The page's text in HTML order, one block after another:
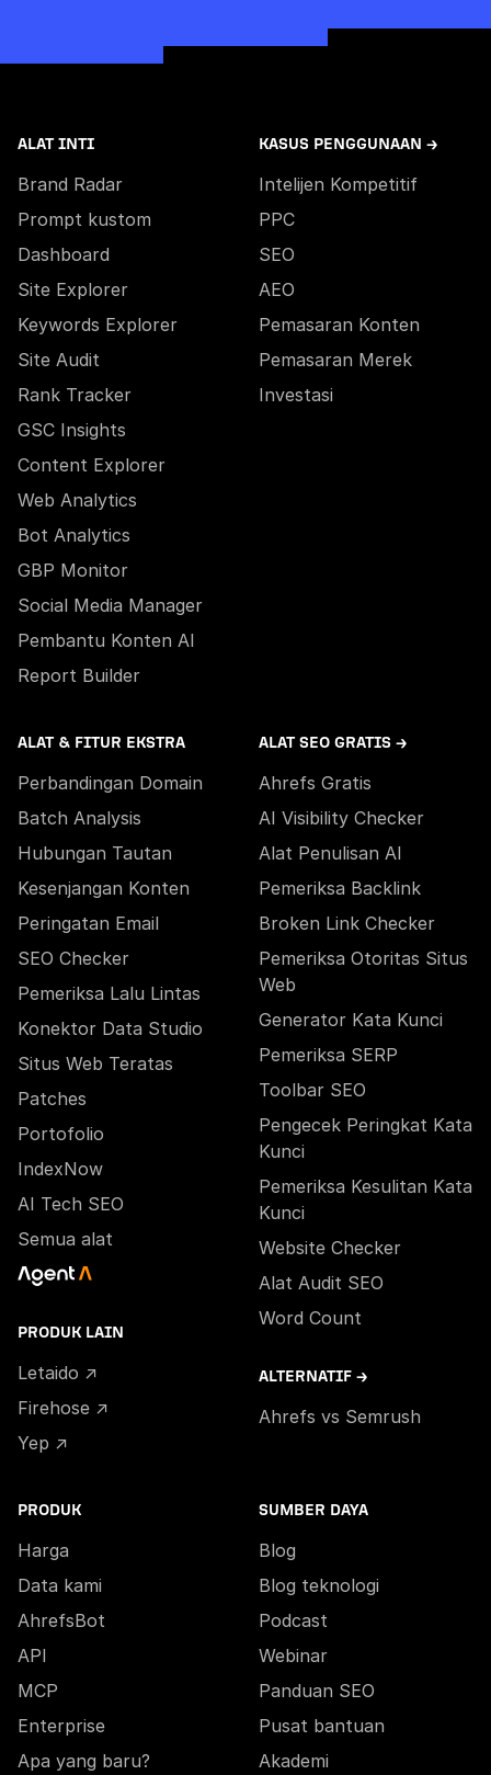
ALAT INTI
Brand Radar
Prompt kustom
Dashboard
Site Explorer
Keywords Explorer
Site Audit
Rank Tracker
GSC Insights
Content Explorer
Web Analytics
Bot Analytics
GBP Monitor
Social Media Manager
Pembantu Konten AI
Report Builder
KASUS PENGGUNAAN →
Intelijen Kompetitif
PPC
SEO
AEO
Pemasaran Konten
Pemasaran Merek
Investasi
ALAT & FITUR EKSTRA
Perbandingan Domain
Batch Analysis
Hubungan Tautan
Kesenjangan Konten
Peringatan Email
SEO Checker
Pemeriksa Lalu Lintas
Konektor Data Studio
Situs Web Teratas
Patches
Portofolio
IndexNow
AI Tech SEO
Semua alat
PRODUK LAIN
Letaido ↗
Firehose ↗
Yep ↗
ALAT SEO GRATIS →
Ahrefs Gratis
AI Visibility Checker
Alat Penulisan AI
Pemeriksa Backlink
Broken Link Checker
Pemeriksa Otoritas Situs
Web
Generator Kata Kunci
Pemeriksa SERP
Toolbar SEO
Pengecek Peringkat Kata
Kunci
Pemeriksa Kesulitan Kata
Kunci
Website Checker
Alat Audit SEO
Word Count
ALTERNATIF →
Ahrefs vs Semrush
PRODUK
Harga
Data kami
AhrefsBot
API
MCP
Enterprise
Apa yang baru?
SUMBER DAYA
Blog
Blog teknologi
Podcast
Webinar
Panduan SEO
Pusat bantuan
Akademi